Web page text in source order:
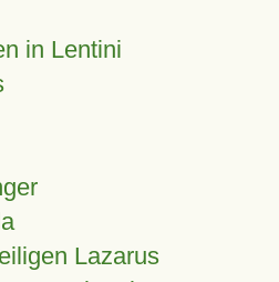
in Lentini
Lazarus